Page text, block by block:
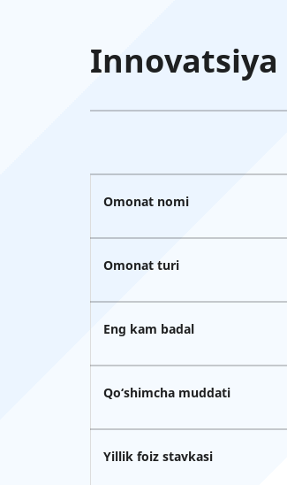
Innovatsiya
Omonat nomi
Omonat turi
Eng kam badal
Qo‘shimcha muddati
Yillik foiz stavkasi